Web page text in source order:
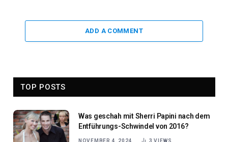
ADD A COMMENT
TOP POSTS
Was geschah mit Sherri Papini nach dem
Entführungs-Schwindel von 2016?
NOVEMBER 4, 2024 3VIEWS